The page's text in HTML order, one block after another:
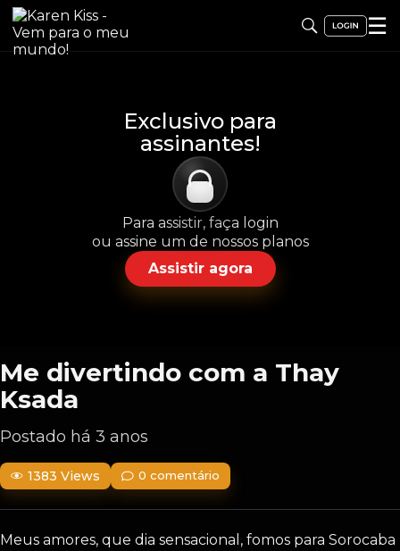
☰
Exclusivo para
assinantes!
Para assistir, faça login
ou assine um de nossos planos
Assistir agora
Me divertindo com a Thay
Ksada
Postado há 3 anos
1383 Views 0 comentário
Meus amores, que dia sensacional, fomos para Sorocaba